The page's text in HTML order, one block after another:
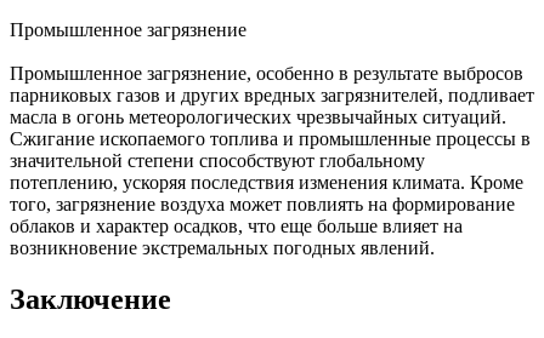
Промышленное загрязнение
Промышленное загрязнение, особенно в результате выбросов
парниковых газов и других вредных загрязнителей, подливает
масла в огонь метеорологических чрезвычайных ситуаций.
Сжигание ископаемого топлива и промышленные процессы в
значительной степени способствуют глобальному
потеплению, ускоряя последствия изменения климата. Кроме
того, загрязнение воздуха может повлиять на формирование
облаков и характер осадков, что еще больше влияет на
возникновение экстремальных погодных явлений.
Заключение